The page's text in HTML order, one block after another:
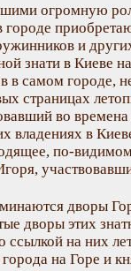
огромную
и
знати в Киеве
в самом городе,
страницах
во
владениях в
по-
дворы
дворы этих
ссылкой на них
на Горе и